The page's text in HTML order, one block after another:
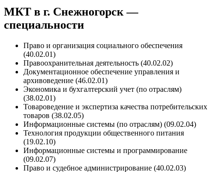
МКТ в г. Снежногорск —
специальности
Право и организация социального обеспечения
(40.02.01)
Правоохранительная деятельность (40.02.02)
Документационное обеспечение управления и
архивоведение (46.02.01)
Экономика и бухгалтерский учет (по отраслям)
(38.02.01)
Товароведение и экспертиза качества потребительских
товаров (38.02.05)
Информационные системы (по отраслям) (09.02.04)
Технология продукции общественного питания
(19.02.10)
Информационные системы и программирование
(09.02.07)
Право и судебное администрирование (40.02.03)